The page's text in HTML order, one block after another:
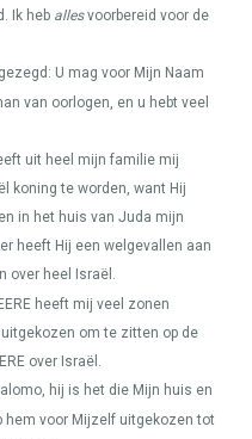
Ik heb allesvoorbereid voor de
U mag voor Mijn Naam
van oorlogen, en u hebt veel
uit heel mijn familie mij
koning te worden, want Hij
in het huis van Juda mijn
heeft Hij een welgevallen aan
over heel Israël.
heeft mij veel zonen
om te zitten op de
over Israël.
hij is het die Mijn huis en
hem voor Mijzelf uitgekozen tot